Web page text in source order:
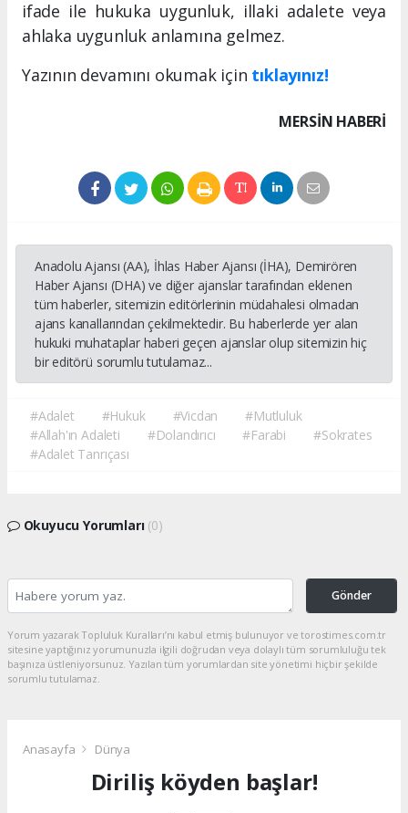
ifade ile hukuka uygunluk, illaki adalete veya
ahlaka uygunluk anlamına gelmez.
Yazının devamını okumak için tıklayınız!
MERSIN HABERİ
Anadolu Ajansı (AA), İhlas Haber Ajansı (İHA), Demirören
Haber Ajansı (DHA) ve diğer ajanslar tarafından eklenen
tüm haberler, sitemizin editörlerinin müdahalesi olmadan
ajans kanallarından çekilmektedir. Bu haberlerde yer alan
hukuki muhataplar haberi geçen ajanslar olup sitemizin hiç
bir editörü sorumlu tutulamaz...
#Adalet #Hukuk #Vicdan
#Mutluluk
#Allah'ın Adaleti
#Dolandırıcı #Farabi
#Sokrates
#Adalet Tanrıçası
Okuyucu Yorumları (0)
Gönder
Yorum yazarak Topluluk Kuralları’nı kabul etmiş bulunuyor ve torostimes.com.tr
sitesine yaptığınız yorumunuzla ilgili doğrudan veya dolaylı tüm sorumluluğu tek
başınıza üstleniyorsunuz. Yazılan tüm yorumlardan site yönetimi hiçbir şekilde
sorumlu tutulamaz.
Anasayfa Dünya
Diriliş köyden başlar!